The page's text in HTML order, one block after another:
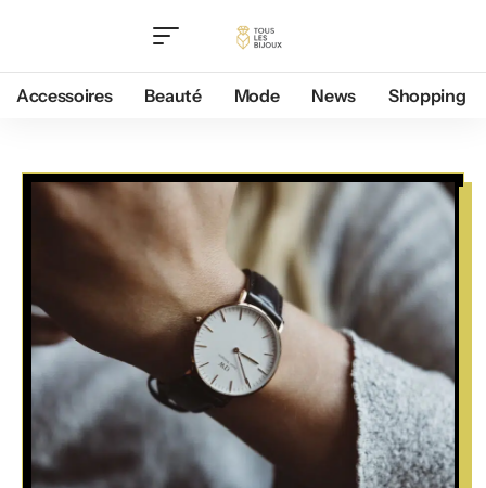
Accessoires Beauté Mode News Shopping